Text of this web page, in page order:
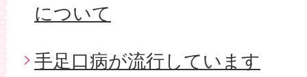
について
手足口病が流行しています